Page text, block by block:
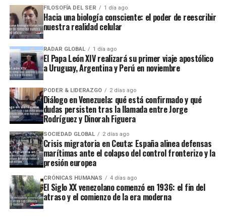
FILOSOFÍA DEL SER 1 día ago
Hacia una biología consciente: el poder de reescribir
nuestra realidad celular
RADAR GLOBAL 1 día ago
El Papa León XIV realizará su primer viaje apostólico
a Uruguay, Argentina y Perú en noviembre
PODER & LIDERAZGO 2 días ago
Diálogo en Venezuela: qué está confirmado y qué
dudas persisten tras la llamada entre Jorge
Rodríguez y Dinorah Figuera
SOCIEDAD GLOBAL 2 días ago
Crisis migratoria en Ceuta: España alinea defensas
marítimas ante el colapso del control fronterizo y la
presión europea
CRÓNICAS HUMANAS 4 días ago
El Siglo XX venezolano comenzó en 1936: el fin del
atraso y el comienzo de la era moderna